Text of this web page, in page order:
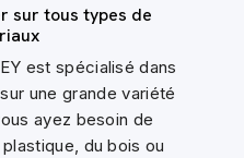
sur tous types de
est spécialisé dans
une grande variété
ayez besoin de
du bois ou